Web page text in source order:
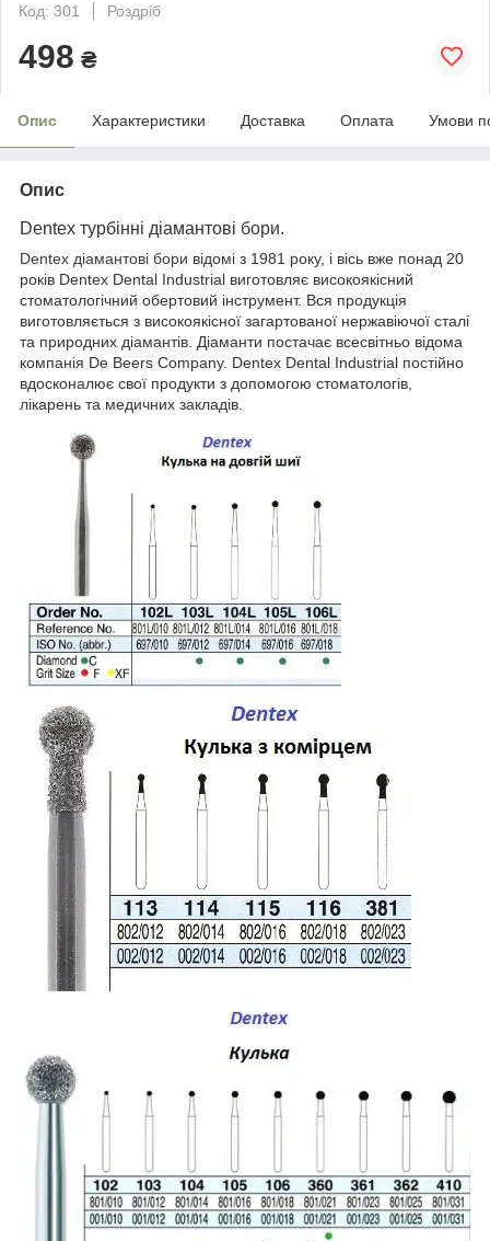
Код: 301
Роздріб
498 ₴
Опис Характеристики Доставка Оплата Умови
Опис
Dentex турбінні діамантові бори.
Dentex діамантові бори відомі з 1981 року, і вісь вже понад 20
років Dentex Dental Industrial виготовляє високоякісний
стоматологічний обертовий інструмент. Вся продукція
виготовляється з високоякісної загартованої нержавіючої сталі
та природних діамантів. Діаманти постачає всесвітньо відома
компанія De Beers Company. Dentex Dental Industrial постійно
вдосконалює свої продукти з допомогою стоматологів,
лікарень та медичних закладів.